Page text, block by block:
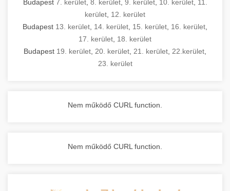
Budapest 7. kerület, 8. kerület, 9. kerület, 10. kerület, 11.
kerület 12. kerület
Budapest 13. kerület 14. kerület 15. kerület 16. kerület
17. kerület 18. kerület
Budapest 19. kerület 20. kerület 21. kerület 22.kerület
23. kerület
Nem működő CURL function.
Nem működő CURL function.